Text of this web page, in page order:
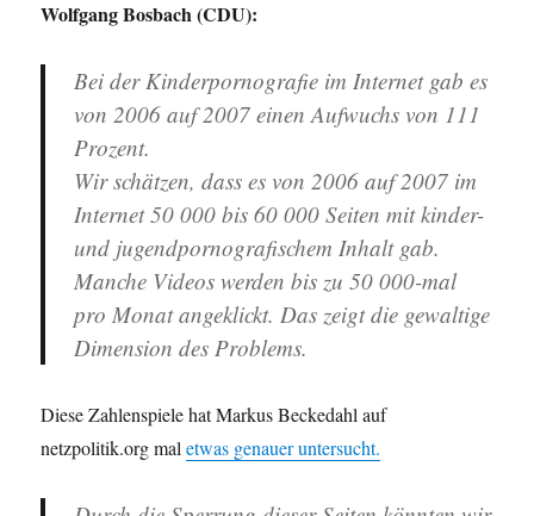
Wolfgang Bosbach (CDU):
Bei der Kinderpornografie im Internet gab es
von 2006 auf 2007 einen Aufwuchs von 111
Prozent.
Wir schätzen, dass es von 2006 auf 2007 im
Internet 50 000 bis 60 000 Seiten mit kinder-
und jugendpornografischem Inhalt gab.
Manche Videos werden bis zu 50 000-mal
pro Monat angeklickt. Das zeigt die gewaltige
Dimension des Problems.
Diese Zahlenspiele hat Markus Beckedahl auf
netzpolitik.org maletwas genauer untersucht.